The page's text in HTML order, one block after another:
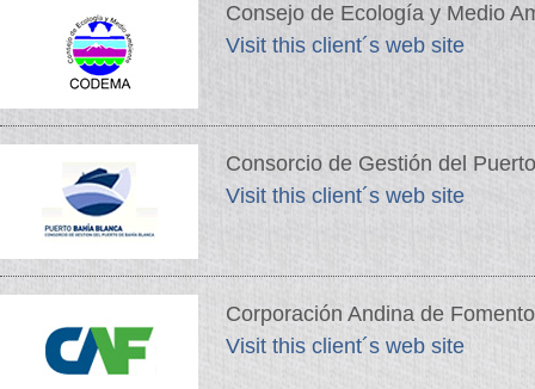
Consejo de Ecología y Medio
Visit this client´s web site
Consorcio de Gestión del
Visit this client´s web site
Corporación Andina de Fomento
Visit this client´s web site